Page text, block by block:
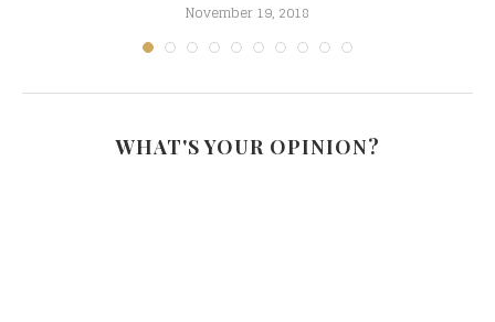
November 19, 2018
WHAT'S YOUR OPINION?